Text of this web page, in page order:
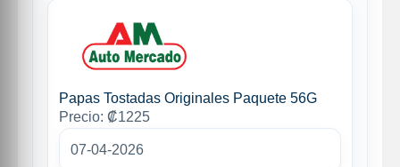
Papas Tostadas Originales Paquete 56G
Precio: ₡1225
07-04-2026